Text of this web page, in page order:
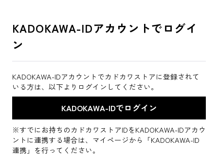
KADOKAWA-IDアカウントでログイ
ン
KADOKAWA-IDアカウントでカドカワストアに登録されて
いる方は、以下よりログインしてください。
※すでにお持ちのカドカワストアIDをKADOKAWA-IDアカウ
ントに連携する場合は、マイページから「KADOKAWA-ID
連携」を行ってください。